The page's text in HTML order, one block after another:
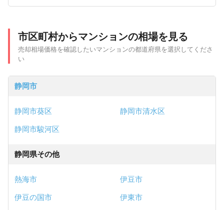
市区町村からマンションの相場を見る
売却相場価格を確認したいマンションの都道府県を選択してくださ
い
静岡市
静岡市葵区
静岡市清水区
静岡市駿河区
静岡県その他
熱海市
伊豆市
伊豆の国市
伊東市